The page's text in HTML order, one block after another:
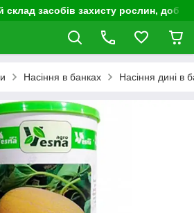
засобів захисту рослин,
Насіння в банках Насіння дині в